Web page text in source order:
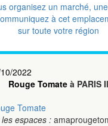
organisez un marché,
à cet
sur toute votre région
2022
Rouge Tomate à PARIS II
Tomate
espaces :